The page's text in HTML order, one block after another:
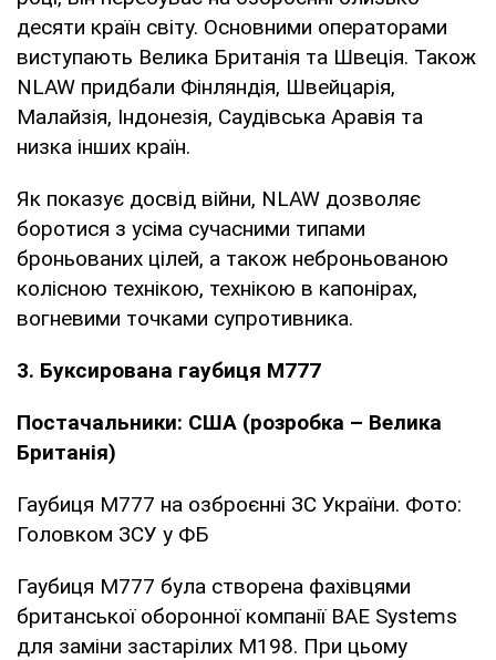
десяти країн світу. Основними операторами
виступають Велика Британія та Швеція. Також
NLAW придбали Фінляндія, Швейцарія,
Малайзія, Індонезія, Саудівська Аравія та
низка інших країн.
Як показує досвід війни, NLAW дозволяє
боротися з усіма сучасними типами
броньованих цілей, а також неброньованою
колісною технікою, технікою в капонірах,
вогневими точками супротивника.
3. Буксирована гаубиця M777
Постачальники: США (розробка – Велика
Британія)
Гаубиця М777 на озброєнні ЗС України. Фото:
Головком ЗСУ у ФБ
Гаубиця М777 була створена фахівцями
британської оборонної компанії BAE Systems
для заміни застарілих M198. При цьому